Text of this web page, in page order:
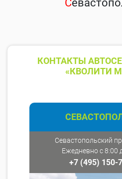
С
КОНТАКТЫ
«КВОЛИТИ
Севастопольский
Ежедневно с 8:00
+7 (495) 150-